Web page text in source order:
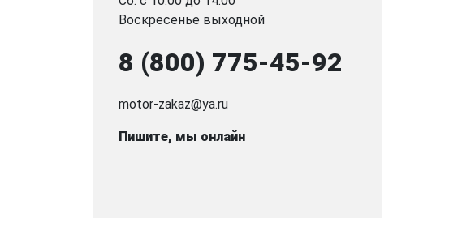
Воскресенье выходной
8 (800) 775-45-92
motor-zakaz@ya.ru
Пишите, мы онлайн